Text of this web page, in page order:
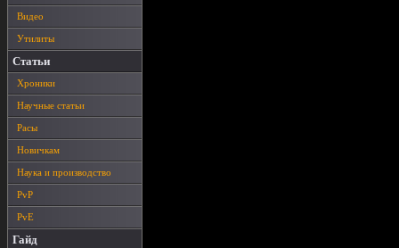
Видео
Утилиты
Статьи
Хроники
Научные статьи
Расы
Новичкам
Наука и производство
PvP
PvE
Гайд